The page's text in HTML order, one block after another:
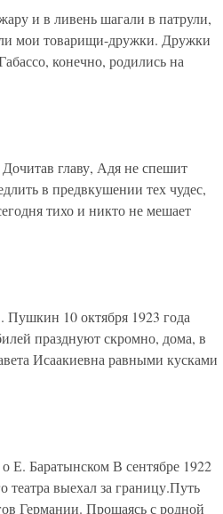
и в ливень шагали в патрули,
мои товарищи-дружки. Дружки
конечно, родились на
главу, Адя не спешит
в предвкушении тех чудес,
тихо и никто не мешает
10 октября 1923 года
празднуют скромно, дома, в
Исаакиевна равными кусками
Баратынском В сентябре 1922
театра выехал за границу.Путь
Германии. Прощаясь с родной